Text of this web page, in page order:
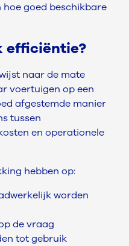
goed beschikbare
efficiëntie?
naar de mate
voertuigen op een
afgestemde manier
tussen
en operationele
hebben op:
worden
de vraag
tot gebruik